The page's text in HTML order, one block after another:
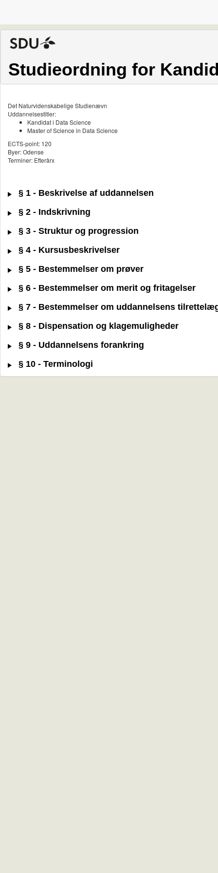
Studieordning for
Det Naturvidenskabelige Studienævn
Uddannelsestitler:
Kandidat i Data Science
Master of Science in Data Science
ECTS-point: 120
Byer: Odense
Terminer: Efterårx
§ 1 - Beskrivelse af uddannelsen
§ 2 - Indskrivning
§ 3 - Struktur og progression
§ 4 - Kursusbeskrivelser
§ 5 - Bestemmelser om prøver
§ 6 - Bestemmelser om merit og fritagelser
§ 7 - Bestemmelser om uddannelsens
§ 8 - Dispensation og klagemuligheder
§ 9 - Uddannelsens forankring
§ 10 - Terminologi